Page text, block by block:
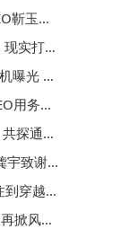
全面升级
旋镖员工”
横排双摄
新范本
力新路径
财务篇章
的硬底牌
新增长点